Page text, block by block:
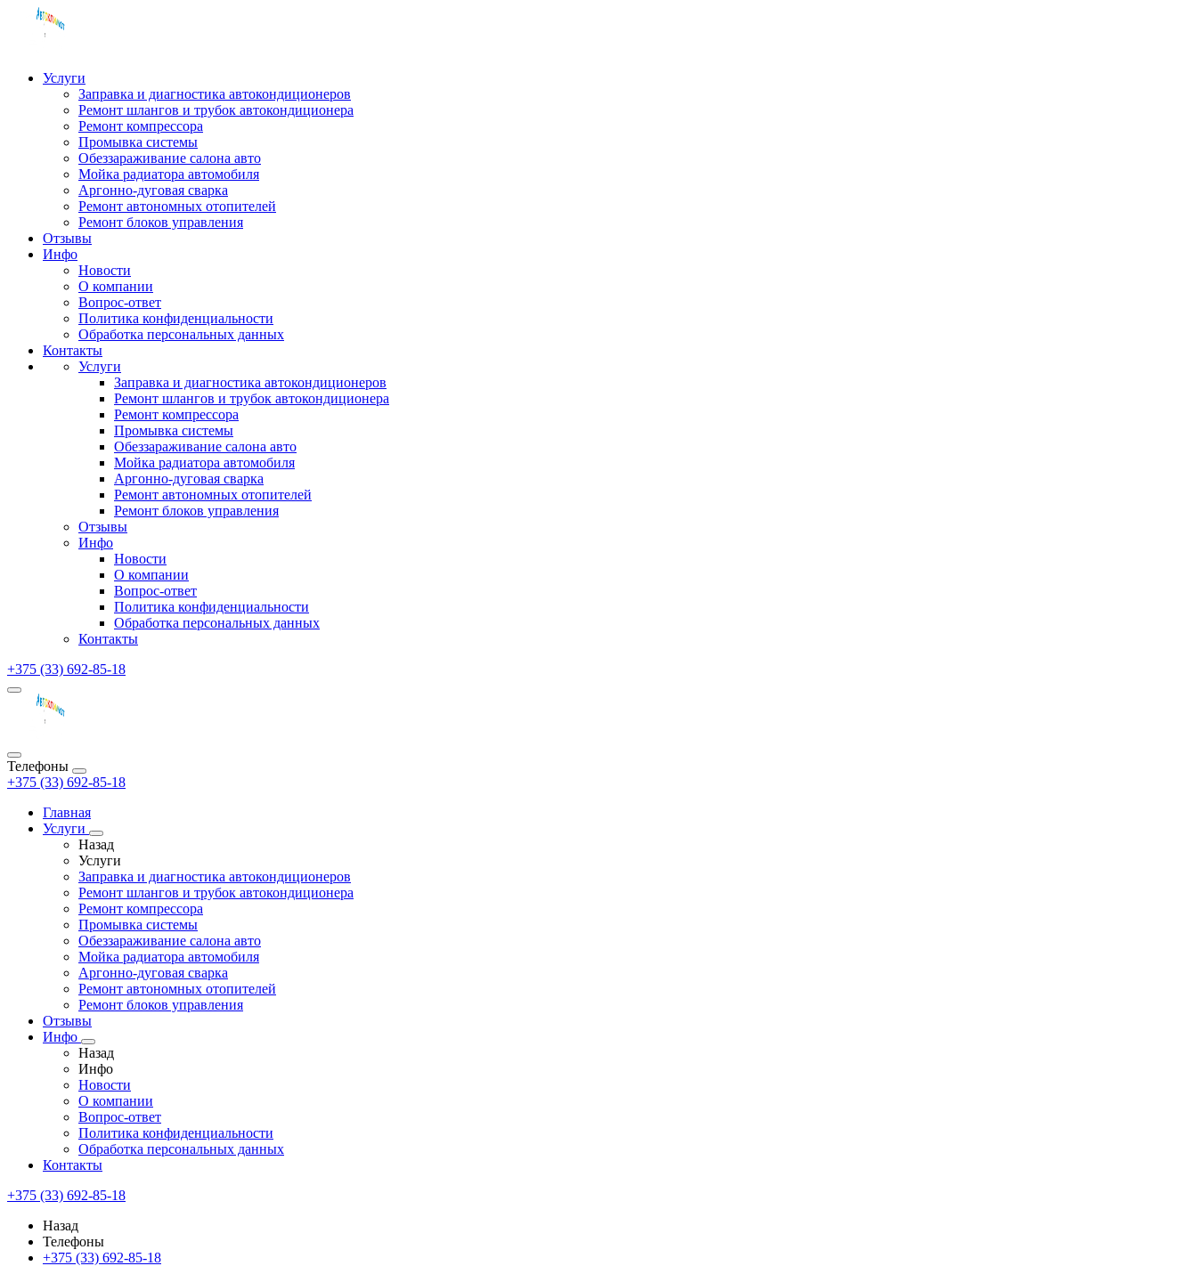
Услуги
Заправка и диагностика автокондиционеров
Ремонт шлангов и трубок автокондиционера
Ремонт компрессора
Промывка системы
Обеззараживание салона авто
Мойка радиатора автомобиля
Аргонно-дуговая сварка
Ремонт автономных отопителей
Ремонт блоков управления
Отзывы
Инфо
Новости
О компании
Вопрос-ответ
Политика конфиденциальности
Обработка персональных данных
Контакты
Услуги
Заправка и диагностика автокондиционеров
Ремонт шлангов и трубок автокондиционера
Ремонт компрессора
Промывка системы
Обеззараживание салона авто
Мойка радиатора автомобиля
Аргонно-дуговая сварка
Ремонт автономных отопителей
Ремонт блоков управления
Отзывы
Инфо
Новости
О компании
Вопрос-ответ
Политика конфиденциальности
Обработка персональных данных
Контакты
+375 (33) 692-85-18
Телефоны
+375 (33) 692-85-18
Главная
Услуги
Назад
Услуги
Заправка и диагностика автокондиционеров
Ремонт шлангов и трубок автокондиционера
Ремонт компрессора
Промывка системы
Обеззараживание салона авто
Мойка радиатора автомобиля
Аргонно-дуговая сварка
Ремонт автономных отопителей
Ремонт блоков управления
Отзывы
Инфо
Назад
Инфо
Новости
О компании
Вопрос-ответ
Политика конфиденциальности
Обработка персональных данных
Контакты
+375 (33) 692-85-18
Назад
Телефоны
+375 (33) 692-85-18